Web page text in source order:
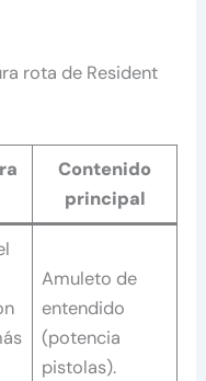
rota de Resident
Contenido
principal
Amuleto de
entendido
(potencia
pistolas).